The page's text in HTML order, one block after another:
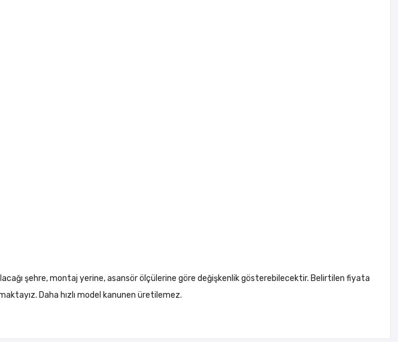
şehre, montaj yerine, asansör ölçülerine göre değişkenlik gösterebilecektir. Belirtilen fiyata
Daha hızlı model kanunen üretilemez.